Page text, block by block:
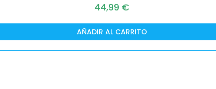
44,99 €
AÑADIR AL CARRITO